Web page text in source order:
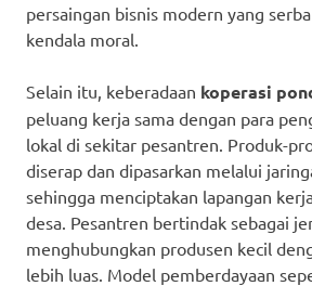
persaingan bisnis modern yang
kendala moral.
Selain itu, keberadaan koperasi
peluang kerja sama dengan para
lokal di sekitar pesantren. Produk-
diserap dan dipasarkan melalui
sehingga menciptakan lapangan
desa. Pesantren bertindak sebagai
menghubungkan produsen kecil
lebih luas. Model pemberdayaan